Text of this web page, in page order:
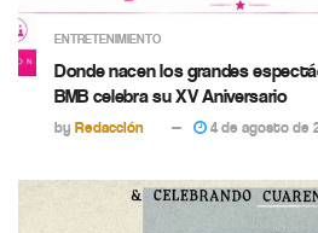
ENTRETENIMIENTO
Donde nacen los grandes
BMB celebra su XV Aniversario
by Redacción 4 de agosto de